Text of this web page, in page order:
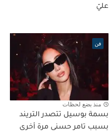
عليّ
فن
منذ بضع لحظات
بسمة بوسيل تتصدر التريند
بسبب تامر حسنى مرة أخرى